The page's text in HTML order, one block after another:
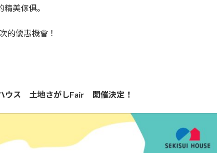
美傢俱。
的優惠機會！
ウス 土地さがしFair 開催決定！